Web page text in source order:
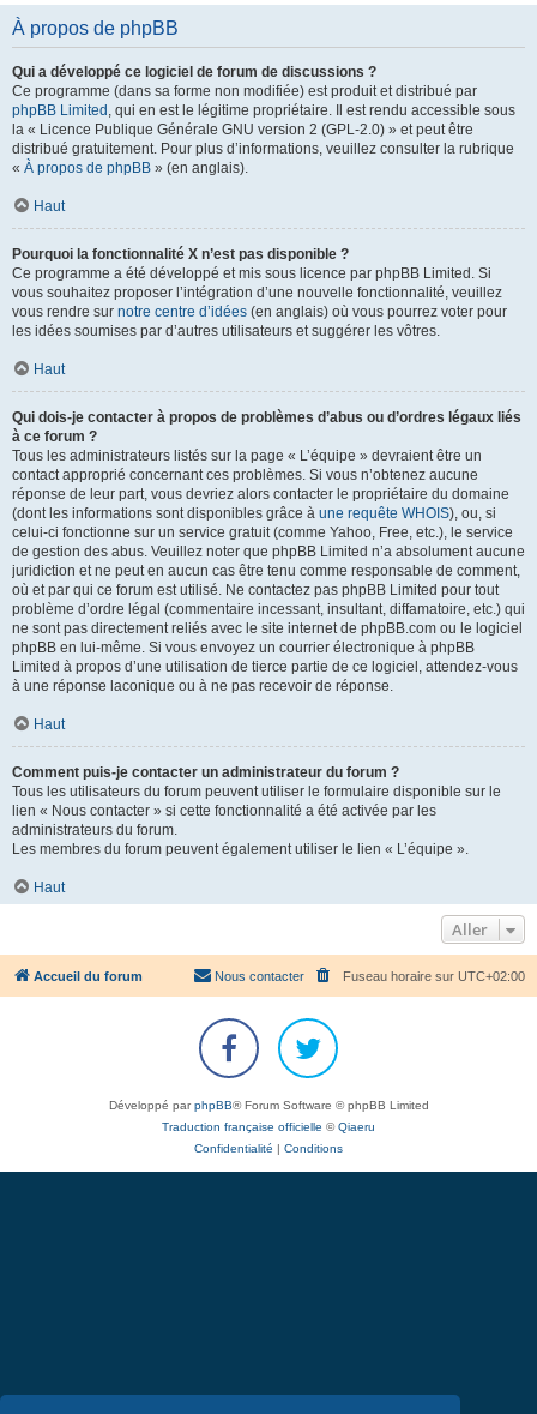
À propos de phpBB
Qui a développé ce logiciel de forum de discussions ?
Ce programme (dans sa forme non modifiée) est produit et distribué par
phpBB Limited , qui en est le légitime propriétaire. Il est rendu accessible sous
la « Licence Publique Générale GNU version 2 (GPL-2.0) » et peut être
distribué gratuitement. Pour plus d’informations, veuillez consulter la rubrique
« À propos de phpBB » (en anglais).
Haut
Pourquoi la fonctionnalité X n’est pas disponible ?
Ce programme a été développé et mis sous licence par phpBB Limited. Si
vous souhaitez proposer l’intégration d’une nouvelle fonctionnalité, veuillez
vous rendre sur notre centre d’idées (en anglais) où vous pourrez voter pour
les idées soumises par d’autres utilisateurs et suggérer les vôtres.
Haut
Qui dois-je contacter à propos de problèmes d’abus ou d’ordres légaux liés
à ce forum ?
Tous les administrateurs listés sur la page « L’équipe » devraient être un
contact approprié concernant ces problèmes. Si vous n’obtenez aucune
réponse de leur part, vous devriez alors contacter le propriétaire du domaine
(dont les informations sont disponibles grâce à une requête WHOIS), ou, si
celui-ci fonctionne sur un service gratuit (comme Yahoo, Free, etc.), le service
de gestion des abus. Veuillez noter que phpBB Limited n’a absolument aucune
juridiction et ne peut en aucun cas être tenu comme responsable de comment,
où et par qui ce forum est utilisé. Ne contactez pas phpBB Limited pour tout
problème d’ordre légal (commentaire incessant, insultant, diffamatoire, etc.) qui
ne sont pas directement reliés avec le site internet de phpBB.com ou le logiciel
phpBB en lui-même. Si vous envoyez un courrier électronique à phpBB
Limited à propos d’une utilisation de tierce partie de ce logiciel, attendez-vous
à une réponse laconique ou à ne pas recevoir de réponse.
Haut
Comment puis-je contacter un administrateur du forum ?
Tous les utilisateurs du forum peuvent utiliser le formulaire disponible sur le
lien « Nous contacter » si cette fonctionnalité a été activée par les
administrateurs du forum.
Les membres du forum peuvent également utiliser le lien « L’équipe ».
Haut
Aller
Accueil du forum Fuseau horaire sur UTC+02:00
Nous contacter
Développé parphpBB® Forum Software © phpBB Limited
Traduction française officielle ©Qiaeru
Confidentialité
Conditions